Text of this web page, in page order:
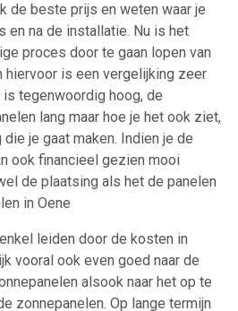
de beste prijs en weten waar je
en na de installatie. Nu is het
proces door te gaan lopen van
is een vergelijking zeer
tegenwoordig hoog, de
lang maar hoe je het ook ziet,
je gaat maken. Indien je de
ook financieel gezien mooi
de plaatsing als het de panelen
in Oene
leiden door de kosten in
vooral ook even goed naar de
alsook naar het op te
zonnepanelen. Op lange termijn